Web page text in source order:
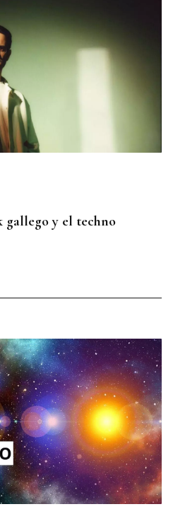
y el techno
en Aquis Querquennis